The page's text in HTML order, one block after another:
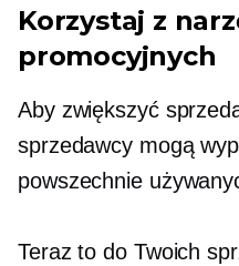
Korzystaj z
promocyjnych
Aby zwiększyć
sprzedawcy mogą
powszechnie
Teraz to do Twoich